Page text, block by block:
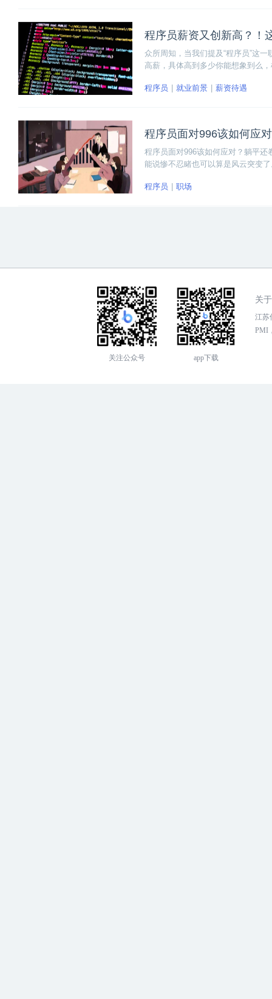
程序员薪资又创新高？！
众所周知，当我们提及“程序员”这
高薪，具体高到多少你能想象到么
第12位，为 21000美元。
程序员 就业前景 薪资待遇
程序员面对996该如何应
程序员面对996该如何应对？躺平
能说惨不忍睹也可以算是风云突变
程序员
职场
关注公众号 app下载
关
江苏
PMI